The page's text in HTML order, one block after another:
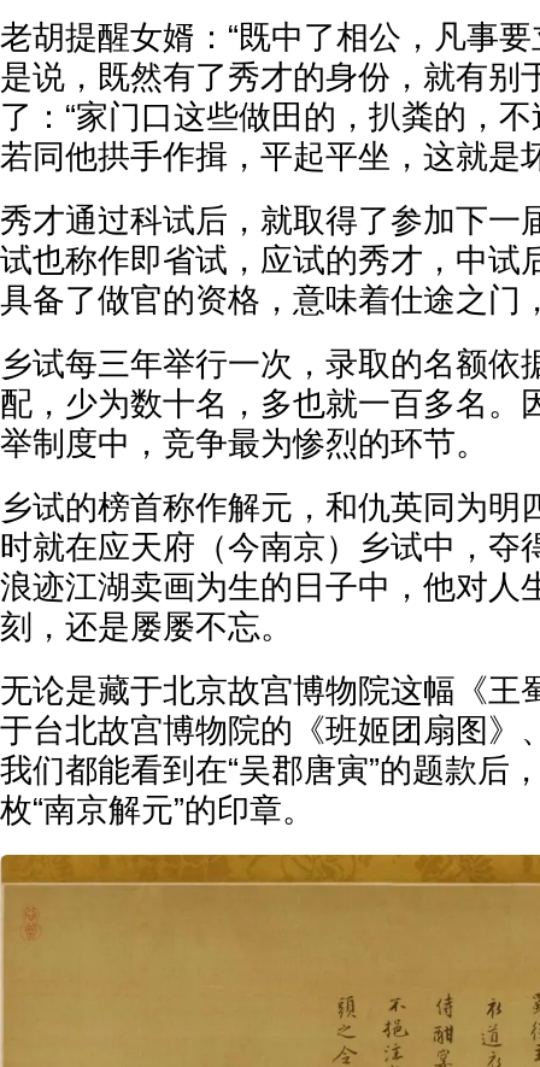
老胡提醒女婿：“既中了相公，凡事
是说，既然有了秀才的身份，就有别
了：“家门口这些做田的，扒粪的，
若同他拱手作揖，平起平坐，这就是
秀才通过科试后，就取得了参加下一
试也称作即省试，应试的秀才，中试
具备了做官的资格，意味着仕途之门
乡试每三年举行一次，录取的名额依
配，少为数十名，多也就一百多名。
举制度中，竞争最为惨烈的环节。
乡试的榜首称作解元，和仇英同为明
时就在应天府（今南京）乡试中，夺
浪迹江湖卖画为生的日子中，他对人
刻，还是屡屡不忘。
无论是藏于北京故宫博物院这幅《王
于台北故宫博物院的《班姬团扇图》
我们都能看到在“吴郡唐寅”的题款后
枚“南京解元”的印章。